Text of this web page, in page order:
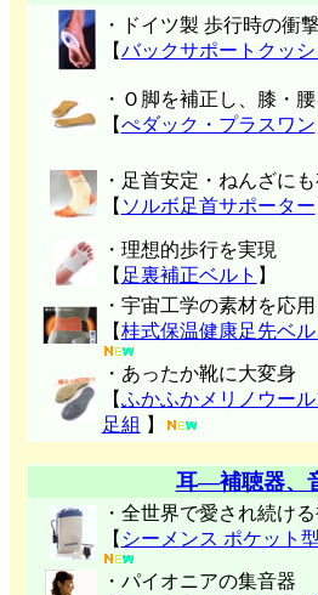
・ドイツ製 歩行時の衝
【バックサポートクッ
・Ｏ脚を補正し、膝・
【ぺダック・プラスワン
・足首安定・ねんざに
【 ソルボ足首サポーター
・理想的歩行を実現
【 足裏補正ベルト 】
・宇宙工学の素材を応用
【桂式保温健康足先ベ
・あったか靴に大変身
【ふかふかメリノウー
足組 】
耳―補聴器、
・全世界で愛され続け
【 シーメンス ポケット
・パイオニアの集音器